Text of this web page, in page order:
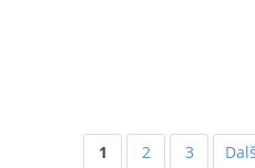
1 2 3